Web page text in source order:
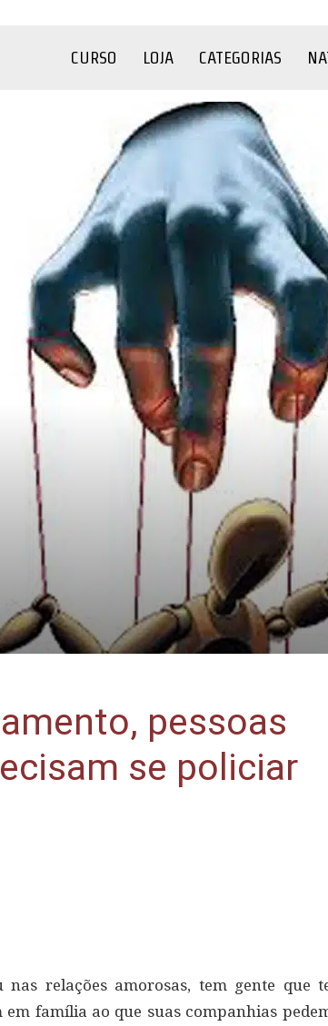
CURSO LOJA CATEGORIAS
pessoas
se policiar
relações amorosas, tem gente que
família ao que suas companhias